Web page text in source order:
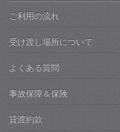
ご利用の流れ
受け渡し場所について
よくある質問
事故保障＆保険
貸渡約款